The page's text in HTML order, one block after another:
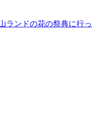
ランドの花の祭典に行